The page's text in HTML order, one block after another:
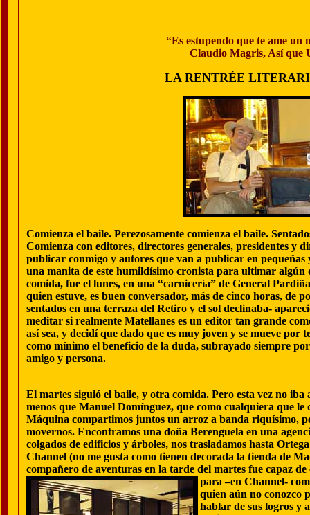
“Es estupendo que te ame un
Claudio Magris, Así que
LA RENTRÉE
Comienza el baile. Perezosamente comienza el baile.
Comienza con editores, directores generales, presidentes y
publicar conmigo y autores que van a publicar en
una manita de este humildísimo cronista para ultimar
comida, fue el lunes, en una “carnicería” de General
quien estuve, es buen conversador, más de cinco horas, de
sentados en una terraza del Retiro y el sol declinaba-
meditar si realmente Matellanes es un editor tan grande
así sea, y decidí que dado que es muy joven y se mueve por
como mínimo el beneficio de la duda, subrayado siempre
amigo y persona.
El martes siguió el baile, y otra comida. Pero esta vez no
menos que Manuel Domínguez, que como cualquiera que le
Máquina compartimos juntos un arroz a banda riquísimo,
movernos. Encontramos una doña Berenguela en una
colgados de edificios y árboles, nos trasladamos hasta
Channel (no me gusta como tienen decorada la tienda de
compañero de aventuras en la tarde del martes fue capaz
para –en Channel-
quien aún no conozco
hablar de sus logros y